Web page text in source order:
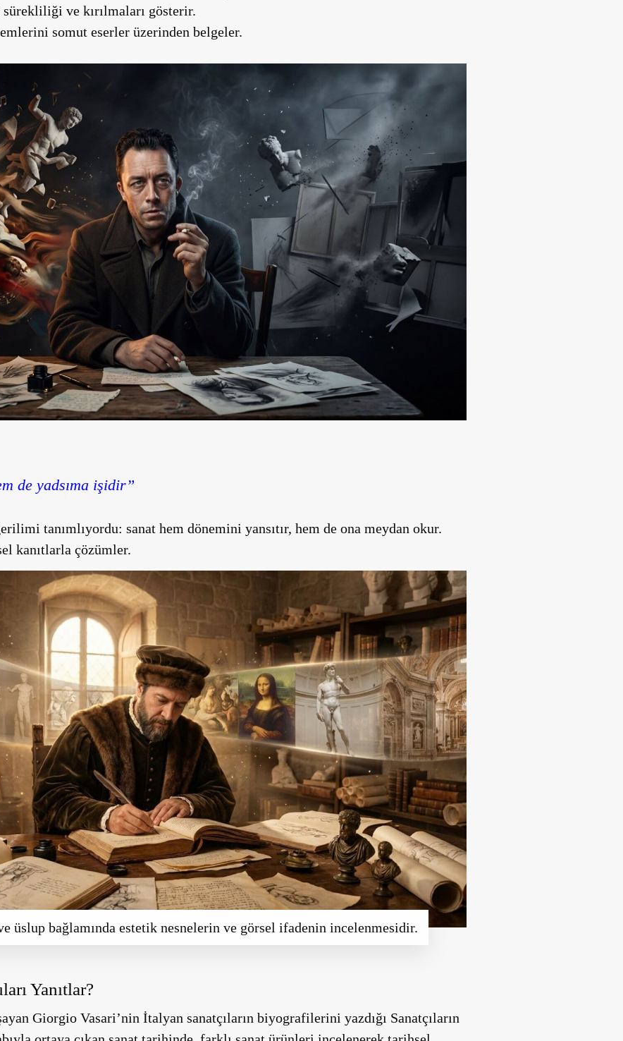
sürekliliği ve kırılmaları gösterir.
somut eserler üzerinden belgeler.
de yadsıma işidir”
tanımlıyordu: sanat hem dönemini yansıtır, hem de ona meydan okur.
kanıtlarla çözümler.
üslup bağlamında estetik nesnelerin ve görsel ifadenin incelenmesidir.
Yanıtlar?
Giorgio Vasari’nin İtalyan sanatçıların biyografilerini yazdığı Sanatçıların